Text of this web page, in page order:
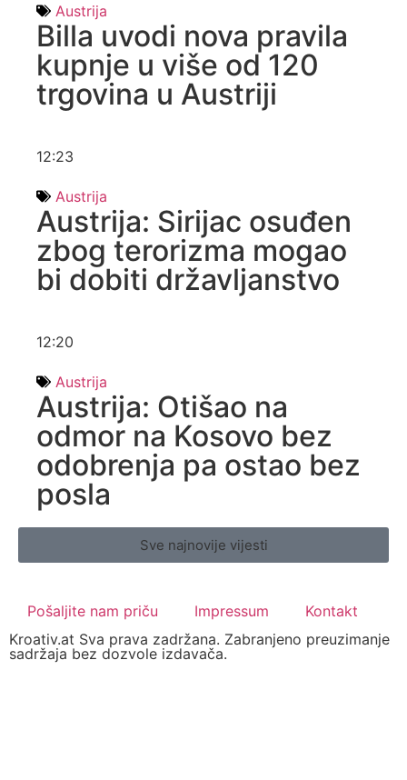
Austrija
Billa uvodi nova pravila
kupnje u više od 120
trgovina u Austriji
12:23
Austrija
Austrija: Sirijac osuđen
zbog terorizma mogao
bi dobiti državljanstvo
12:20
Austrija
Austrija: Otišao na
odmor na Kosovo bez
odobrenja pa ostao bez
posla
Sve najnovije vijesti
Pošaljite nam priču Impressum
Kontakt
Kroativ.at Sva prava zadržana. Zabranjeno preuzimanje
sadržaja bez dozvole izdavača.